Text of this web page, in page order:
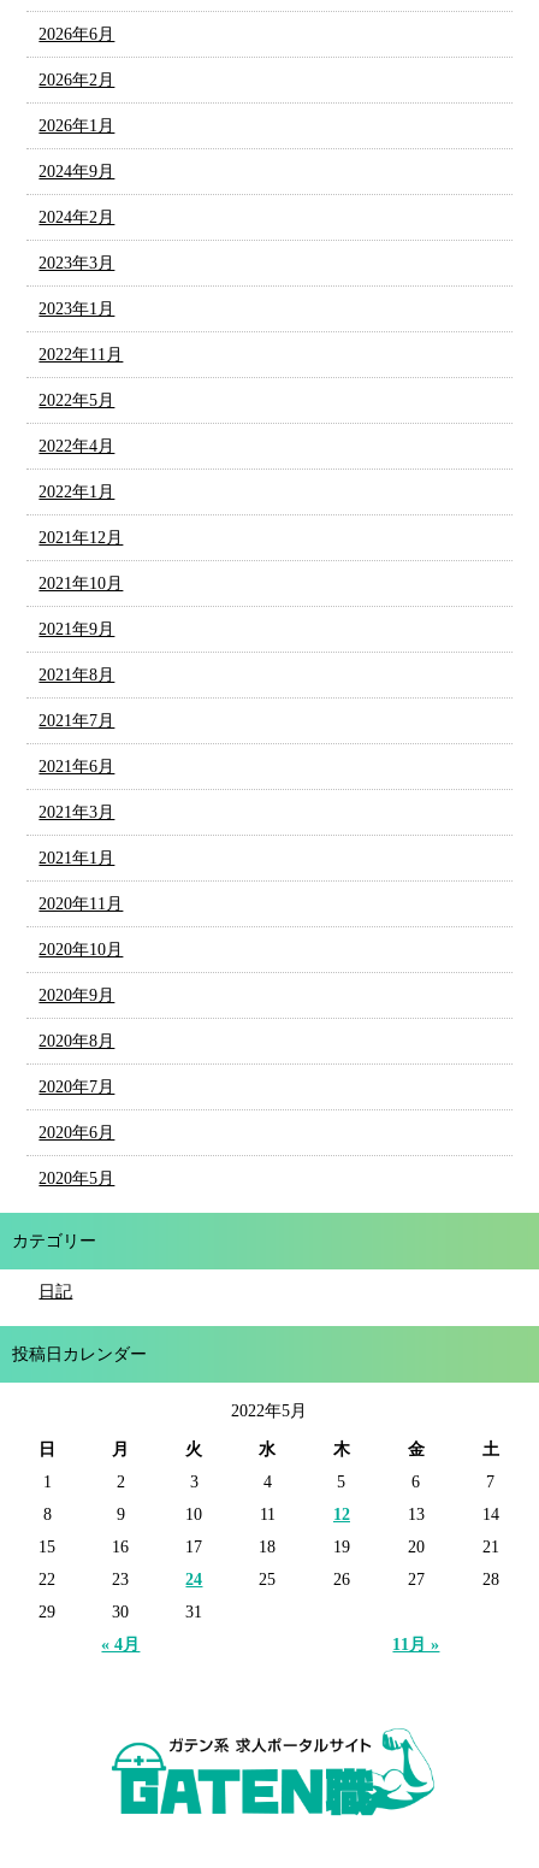
2026年6月
2026年2月
2026年1月
2024年9月
2024年2月
2023年3月
2023年1月
2022年11月
2022年5月
2022年4月
2022年1月
2021年12月
2021年10月
2021年9月
2021年8月
2021年7月
2021年6月
2021年3月
2021年1月
2020年11月
2020年10月
2020年9月
2020年8月
2020年7月
2020年6月
2020年5月
カテゴリー
日記
投稿日カレンダー
2022年5月
日 月 火 水 木 金 土
« 4月 11月 »
1 2 3 4 5 6
7
8
9 10 11 12 13
14
15
16 17 18 19 20
21
22
23 24 25 26 27
28
29
30 31